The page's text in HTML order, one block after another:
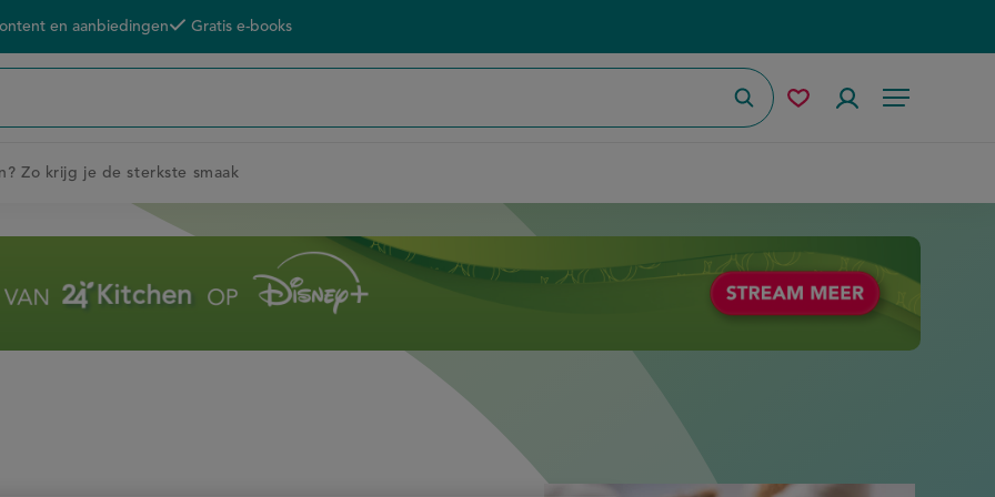
en aanbiedingen Gratis e-books
Menu
ZoekenMijn Accountmenu
Zo krijg je de sterkste smaak